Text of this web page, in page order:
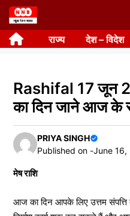
Skip
to
content राज्य देश – विदेश
Rashifal 17 जून
का दिन जाने आज के
PRIYA SINGH
Published on -June 16,
मेष राशि
आज का दिन आपके लिए उत्तम